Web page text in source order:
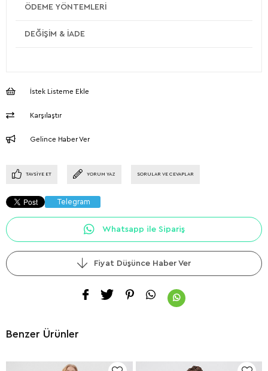
ÖDEME YÖNTEMLERI
DEĞIŞIM & İADE
İstek Listeme Ekle
Karşılaştır
Gelince Haber Ver
TAVSIYE ET YORUM YAZ SORULAR VE CEVAPLAR
Telegram
Whatsapp ile Sipariş
Fiyat Düşünce Haber Ver
Benzer Ürünler